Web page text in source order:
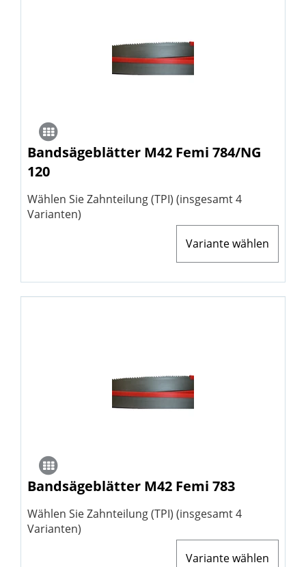
Bandsägeblätter M42 Femi 784/NG
120
Wählen Sie Zahnteilung (TPI) (insgesamt 4
Varianten)
Variante wählen
Bandsägeblätter M42 Femi 783
Wählen Sie Zahnteilung (TPI) (insgesamt 4
Varianten)
Variante wählen